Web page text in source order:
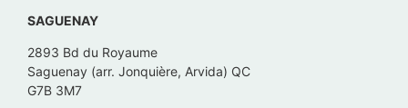
SAGUENAY
2893 Bd du Royaume
Saguenay (arr. Jonquière, Arvida) QC
G7B 3M7